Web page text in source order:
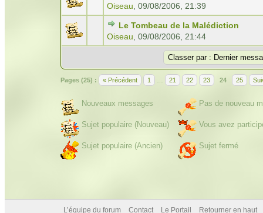
Oiseau 09/08/2006, 21:39
Le Tombeau de la Malédiction
Oiseau 09/08/2006, 21:44
Pages (25) : « Précédent 1 21 22 23 24 25
Nouveaux messages
Sujet populaire (Nouveau)
Sujet populaire (Ancien)
Pas de nouveau
Vous avez
Sujet fermé
L’équipe du forum Contact Le Portail Retourner en haut